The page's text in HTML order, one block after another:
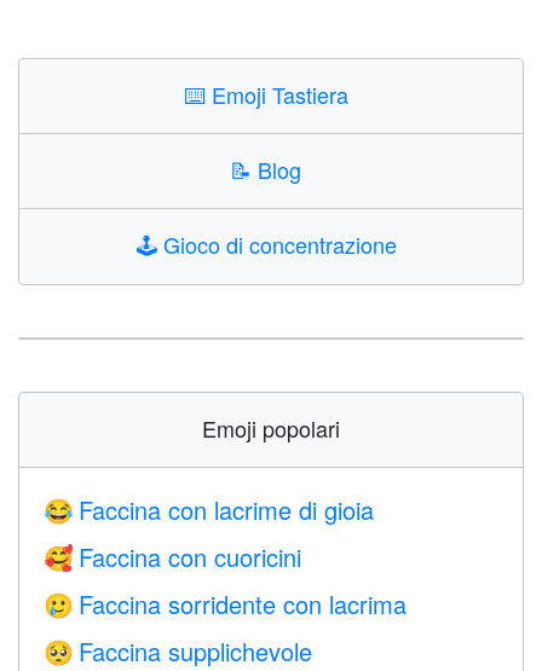
⌨️ Emoji Tastiera
📝 Blog
🕹️Gioco di concentrazione
Emoji popolari
😂 Faccina con lacrime di gioia
🥰 Faccina con cuoricini
🥲 Faccina sorridente con lacrima
🥺 Faccina supplichevole